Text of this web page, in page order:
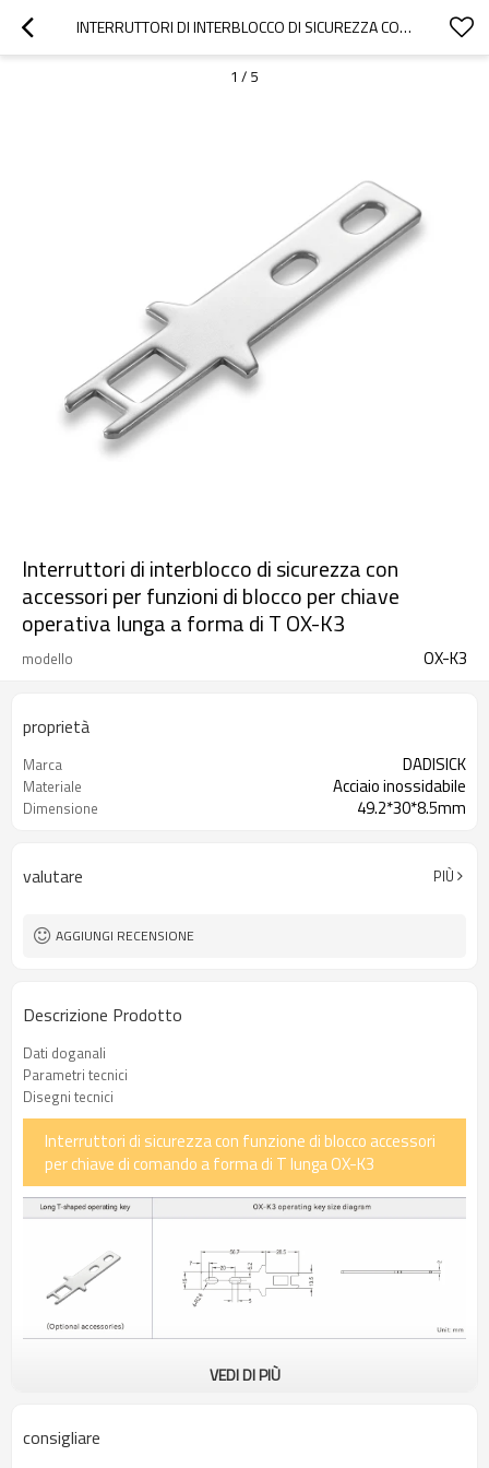
INTERRUTTORI DI INTERBLOCCO DI SICUREZZA CON ACCESSORI PER FUNZIONI DI BLOCCO PER CHIAVE OPERATIVA LUNGA A FORMA DI T OX-K3
1 / 5
Interruttori di interblocco di sicurezza con
accessori per funzioni di blocco per chiave
operativa lunga a forma di T OX-K3
modello OX-K3
proprietà
Marca DADISICK
Materiale Acciaio inossidabile
Dimensione 49.2*30*8.5mm
valutare PIÙ
AGGIUNGI RECENSIONE
Descrizione Prodotto
Dati doganali
Parametri tecnici
Disegni tecnici
Interruttori di sicurezza con funzione di blocco accessori
per chiave di comando a forma di T lunga OX-K3
La chiave di azionamento del blocco di sicurezza della porta è
anche in grado di sopportare condizioni estreme e un utilizzo
VEDI DI PIÙ
consigliare